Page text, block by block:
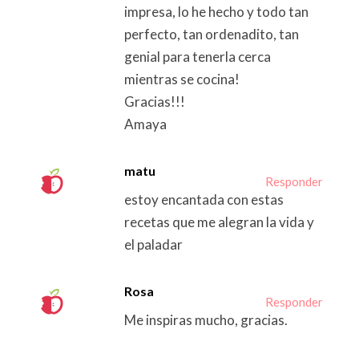
impresa, lo he hecho y todo tan
perfecto, tan ordenadito, tan
genial para tenerla cerca
mientras se cocina!
Gracias!!!
Amaya
Responder
matu
estoy encantada con estas
recetas que me alegran la vida y
el paladar
Responder
Rosa
Me inspiras mucho, gracias.